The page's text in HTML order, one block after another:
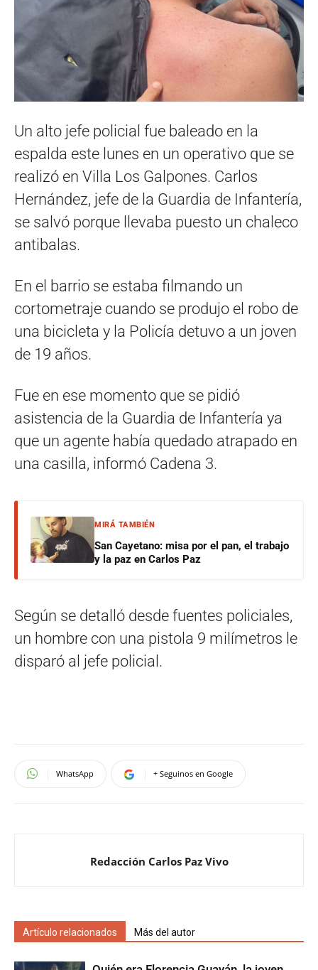
Un alto jefe policial fue baleado en la
espalda este lunes en un operativo que se
realizó en Villa Los Galpones. Carlos
Hernández, jefe de la Guardia de Infantería,
se salvó porque llevaba puesto un chaleco
antibalas.
En el barrio se estaba filmando un
cortometraje cuando se produjo el robo de
una bicicleta y la Policía detuvo a un joven
de 19 años.
Fue en ese momento que se pidió
asistencia de la Guardia de Infantería ya
que un agente había quedado atrapado en
una casilla, informó Cadena 3.
MIRÁ TAMBIÉN
San Cayetano: misa por el pan, el trabajo
y la paz en Carlos Paz
Según se detalló desde fuentes policiales,
un hombre con una pistola 9 milímetros le
disparó al jefe policial.
WhatsApp + Seguinos en Google
Redacción Carlos Paz Vivo
Artículo relacionados Más del autor